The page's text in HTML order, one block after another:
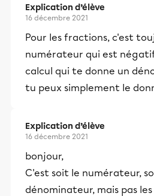
Explication d’élève
16 décembre 2021
Pour les fractions, c'est
numérateur qui est
calcul qui te donne un
tu peux simplement le
Explication d’élève
16 décembre 2021
bonjour,
C'est soit le numérateur,
dénominateur, mais pas